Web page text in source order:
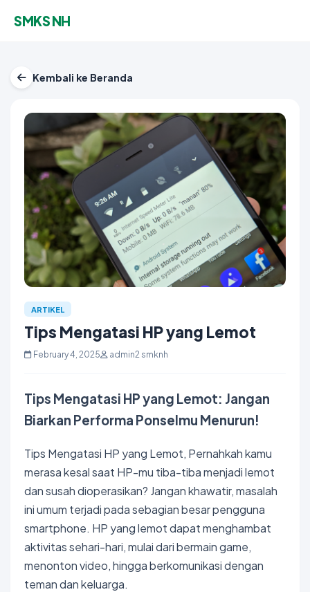
SMKS NH
Kembali ke Beranda
ARTIKEL
Tips Mengatasi HP yang Lemot
February 4, 2025 admin2 smknh
Tips Mengatasi HP yang Lemot: Jangan
Biarkan Performa Ponselmu Menurun!
Tips Mengatasi HP yang Lemot, Pernahkah kamu
merasa kesal saat HP-mu tiba-tiba menjadi lemot
dan susah dioperasikan? Jangan khawatir, masalah
ini umum terjadi pada sebagian besar pengguna
smartphone. HP yang lemot dapat menghambat
aktivitas sehari-hari, mulai dari bermaingame,
menontonvideo, hingga berkomunikasi dengan
teman dan keluarga.